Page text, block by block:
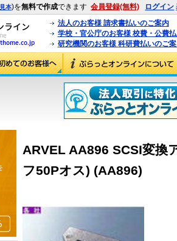
見本)を無料で作成できます 会員登録(無料) ログイン
法人のお客様 請求書払いのご案内
学校・官公庁のお客様 校費・公費
研究機関のお客様 科研費払いのご
ARVEL AA896 SCSI変換
フ50Pオス) (AA896)